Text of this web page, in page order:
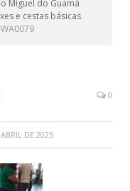
Miguel do Guamá
e cestas básicas
0
DE 2025